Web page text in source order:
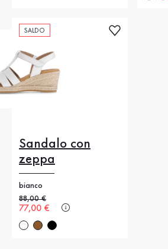
SALDO
Sandalo con
zeppa
bianco
Prezzo precedente
88,00 €
Nuovo prezzo
77,00 €